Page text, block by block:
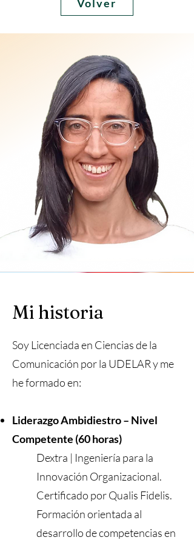
Volver
Mi historia
Soy Licenciada en Ciencias de la
Comunicación por la UDELAR y me
he formado en:
Liderazgo Ambidiestro – Nivel
Competente (60 horas)
Dextra | Ingeniería para la
Innovación Organizacional.
Certificado por Qualis Fidelis.
Formación orientada al
desarrollo de competencias en